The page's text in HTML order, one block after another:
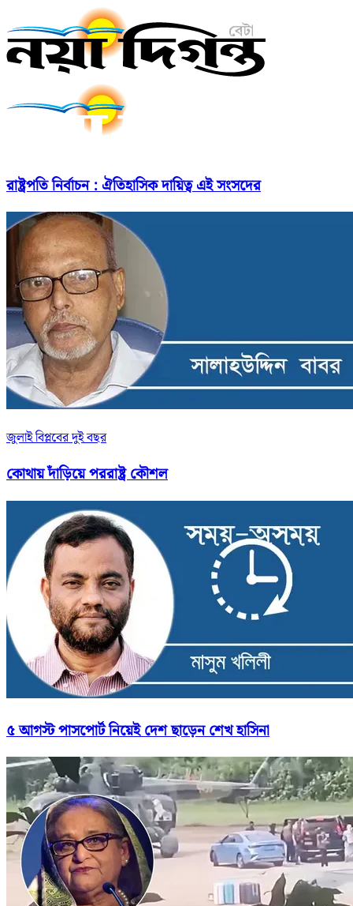
রাষ্ট্রপতি নির্বাচন : ঐতিহাসিক দায়িত্ব এই সংসদের
জুলাই বিপ্লবের দুই বছর
কোথায় দাঁড়িয়ে পররাষ্ট্র কৌশল
৫ আগস্ট পাসপোর্ট নিয়েই দেশ ছাড়েন শেখ হাসিনা